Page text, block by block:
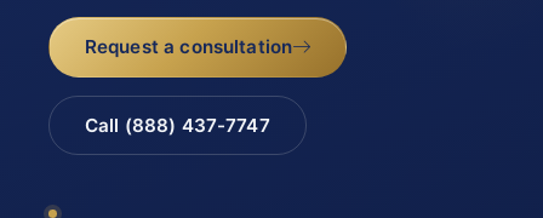
Request a consultation
Call (888) 437-7747